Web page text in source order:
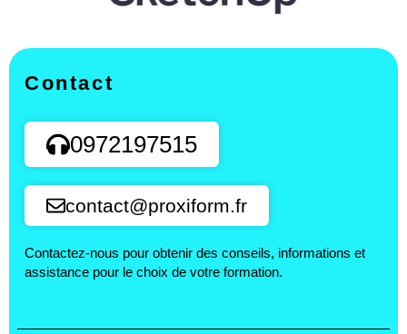
Contact
0972197515
contact@proxiform.fr
Contactez-nous pour obtenir des conseils, informations et
assistance pour le choix de votre formation.